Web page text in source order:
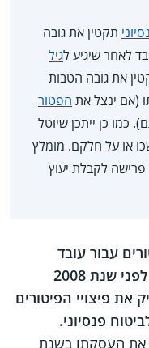
תקטין את גובה
לאחר שיגיע לגיל
להקטין את גובה הטבות
(אם ינצל את הפטור
כמו כן ייתכן שיוטל
או על חלקם. מומלץ
פרישה לקבלת יעוץ
עבור עובד
שהתחיל לעבוד במקום העבודה לפני שנת 2008
פיצויי הפיטורים
פנסיוני.
את העסקתו בשנת